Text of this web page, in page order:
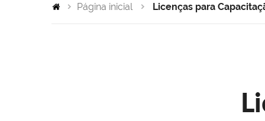
Página inicial Licenças para